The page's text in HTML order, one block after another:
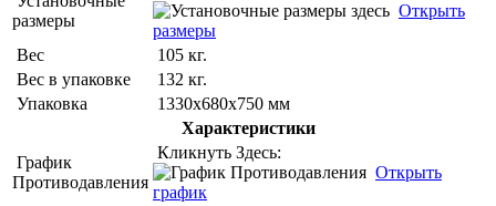
размеры
Открыть
размеры
Вес
105 кг.
Вес в упаковке
132 кг.
Упаковка
1330х680х750 мм
Характеристики
График
Противодавления
Кликнуть Здесь:
Открыть
график